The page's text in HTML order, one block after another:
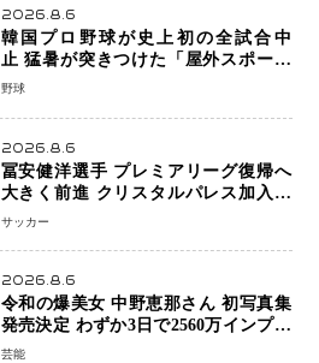
2026.8.6
韓国プロ野球が史上初の全試合中
止 猛暑が突きつけた「屋外スポーツ
の限界」 日本発のドーム型施設時代
野球
2026.8.6
冨安健洋選手 プレミアリーグ復帰へ
大きく前進 クリスタルパレス加入目
前 メディカルチェックも通過
サッカー
2026.8.6
令和の爆美女 中野恵那さん 初写真集
発売決定 わずか3日で2560万インプレ
ッションを記録した話題の美貌を凝縮
芸能